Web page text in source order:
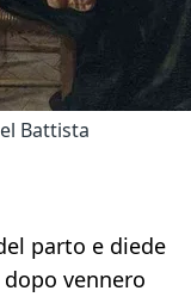
Battista
parto e diede
vennero